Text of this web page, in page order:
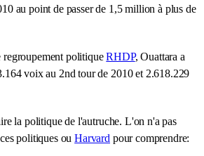
au point de passer de 1,5 million à plus de
regroupement politiqueRHDP, Ouattara a
voix au 2nd tour de 2010 et 2.618.229
la politique de l'autruche. L'on n'a pas
politiques ouHarvard pour comprendre: